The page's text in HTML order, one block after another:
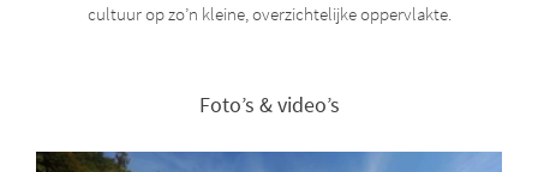
cultuur op zo’n kleine, overzichtelijke oppervlakte.
Foto’s & video’s